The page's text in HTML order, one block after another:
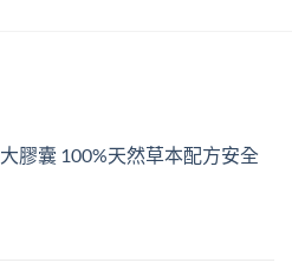
膠囊 100%天然草本配方安全